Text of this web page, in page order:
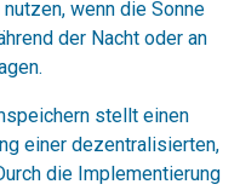
wenn die Sonne
der Nacht oder an
stellt einen
einer dezentralisierten,
die Implementierung